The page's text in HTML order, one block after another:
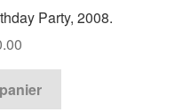
Party, 2008.